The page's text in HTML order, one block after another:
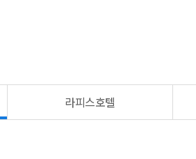
라피스호텔